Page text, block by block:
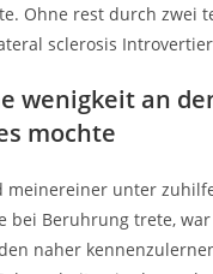
Ohne rest durch zwei
sclerosis
wenigkeit an
mochte
meinereiner unter
bei Beruhrung trete,
naher